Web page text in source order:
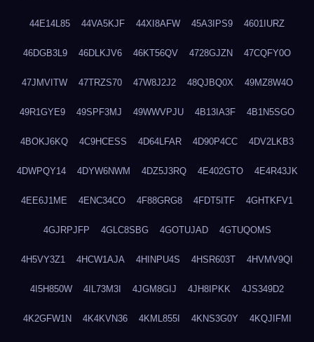
44E14L85 44VA5KJF 44XI8AFW 45A3IPS9 4601IURZ
46DGB3L9 46DLKJV6 46KT56QV 4728GJZN 47CQFY0O
47JMVITW 47TRZS70 47W8J2J2 48QJBQ0X 49MZ8W4O
49R1GYE9 49SPF3MJ 49WWVPJU 4B13IA3F 4B1N5SGO
4BOKJ6KQ 4C9HCESS 4D64LFAR 4D90P4CC 4DV2LKB3
4DWPQY14 4DYW6NWM 4DZ5J3RQ 4E402GTO 4E4R43JK
4EE6J1ME 4ENC34CO 4F88GRG8 4FDT5ITF 4GHTKFV1
4GJRPJFP 4GLC8SBG 4GOTUJAD 4GTUQOMS
4H5VY3Z1 4HCW1AJA 4HINPU4S 4HSR603T 4HVMV9QI
4I5H850W 4IL73M3I 4JGM8GIJ 4JH8IPKK 4JS349D2
4K2GFW1N 4K4KVN36 4KML855I 4KNS3G0Y 4KQJIFMI